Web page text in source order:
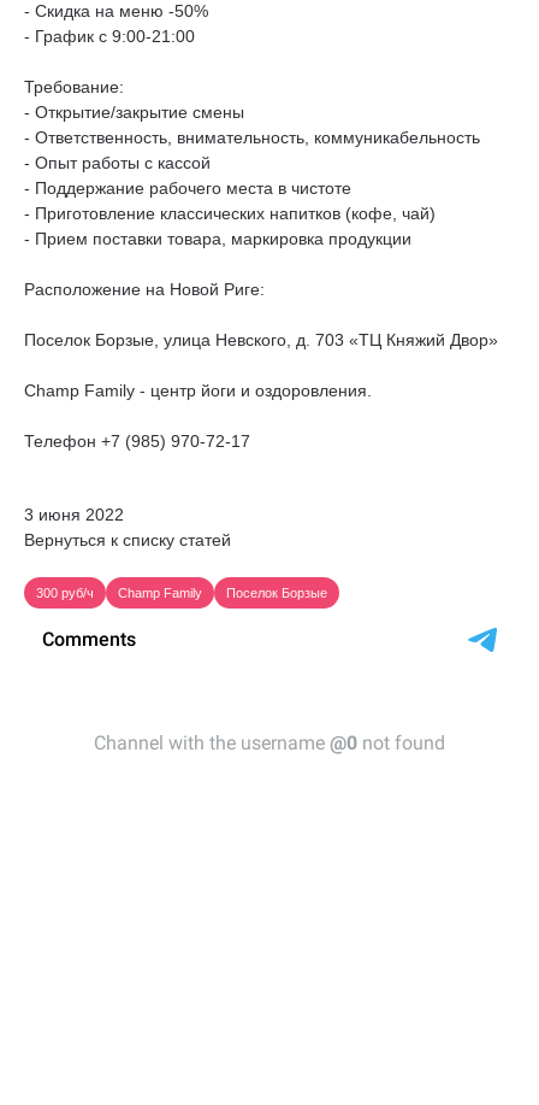
- Скидка на меню -50%
- График с 9:00-21:00
Требование:
- Открытие/закрытие смены
- Ответственность, внимательность, коммуникабельность
- Опыт работы с кассой
- Поддержание рабочего места в чистоте
- Приготовление классических напитков (кофе, чай)
- Прием поставки товара, маркировка продукции
Расположение на Новой Риге:
Поселок Борзые, улица Невского, д. 703 «ТЦ Княжий Двор»
Champ Family - центр йоги и оздоровления.
Телефон +7 (985) 970-72-17
3 июня 2022
Вернуться к списку статей
300 руб/ч Champ Family Поселок Борзые